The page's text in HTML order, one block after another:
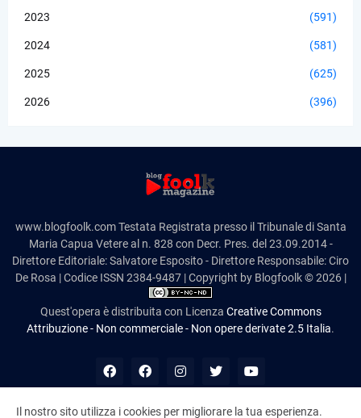
2023 (591)
2024 (581)
2025 (625)
2026 (396)
www.blogfoolk.com Testata Registrata presso il Tribunale di Santa
Maria Capua Vetere al n. 828 con Decr. Pres. del 23.09.2014 -
Direttore Editoriale: Salvatore Esposito - Direttore Responsabile: Ciro
De Rosa | Codice ISSN 2384-9487 | Copyright by Blogfoolk © 2026 |
Quest'opera è distribuita con Licenza Creative Commons
Attribuzione - Non commerciale - Non opere derivate 2.5 Italia.
Il nostro sito utilizza i cookies per migliorare la tua esperienza.